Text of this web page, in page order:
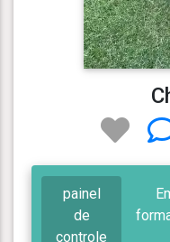
painel
de
controle